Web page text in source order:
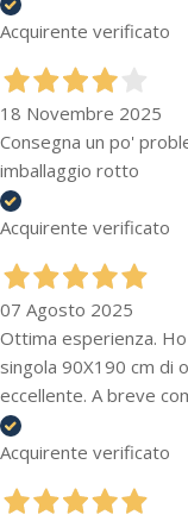
Acquirente verificato
18 Novembre 2025
Consegna un po'
imballaggio rotto
Acquirente verificato
07 Agosto 2025
Ottima esperienza.
singola 90X190 cm di
eccellente. A breve
Acquirente verificato